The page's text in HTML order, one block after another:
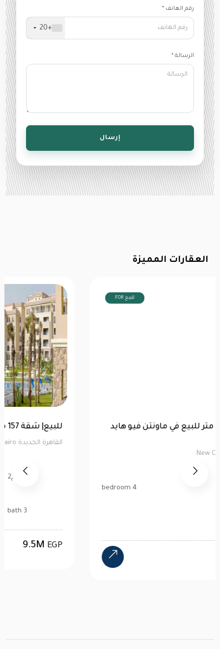
رقم الهاتف *
+20
الرسالة *
إرسال
العقارات المميزة
FOR للبيع
توين هاوس 520 متر للبيع في ماونتن فيو هايد